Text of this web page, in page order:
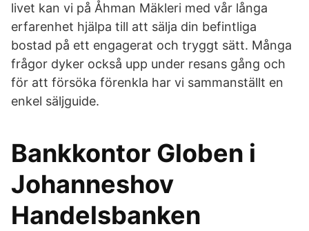
livet kan vi på Åhman Mäkleri med vår långa
erfarenhet hjälpa till att sälja din befintliga
bostad på ett engagerat och tryggt sätt. Många
frågor dyker också upp under resans gång och
för att försöka förenkla har vi sammanställt en
enkel säljguide.
Bankkontor Globen i
Johanneshov
Handelsbanken